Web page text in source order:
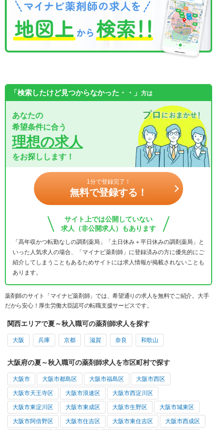
「検索したけど見つからなかった・・」 方は
あなたの
希望条件に合う
理想の求人
をお探しします！
1分で登録完了！
無料で登録する！
サイト上では公開していない
求人（非公開求人）もあります
「高年収かつ転勤なしの調剤薬局」「土日休み＋平日休みの調剤薬局」と
いった人気求人の場合、「マイナビ薬剤師」に登録済みの方に優先的にご
紹介してしまうこともあるためサイトには求人情報が掲載されないことも
あります。
薬剤師のサイト「マイナビ薬剤師」では、希望通りの求人を無料でご紹介。大手
だから安心！厚生労働大臣認可の転職支援サービスです。
関西エリアで夏～秋入職可の薬剤師求人を探す
大阪 兵庫 京都 滋賀 奈良 和歌山
大阪府の夏～秋入職可の薬剤師求人を市区町村で探す
大阪市 大阪市都島区 大阪市福島区 大阪市西区
大阪市天王寺区 大阪市浪速区 大阪市西淀川区
大阪市東淀川区 大阪市東成区 大阪市生野区 大阪市城東区
大阪市阿倍野区 大阪市住吉区 大阪市東住吉区 大阪市西成区